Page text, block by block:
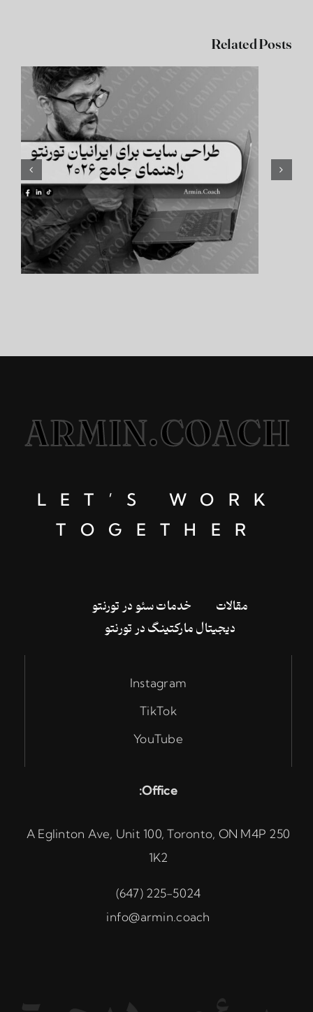
Related Posts
ARMIN.COACH
LET’S WORK
TOGETHER
‌مقالات
خدمات سئو در تورنتو
دیجیتال مارکتینگ در تورنتو
Instagram
TikTok
YouTube
Office:
250 A Eglinton Ave, Unit 100, Toronto, ON M4P
1K2
225-5024 (647)
info@armin.coach